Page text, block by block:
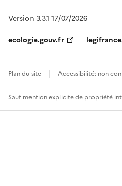
Version 3.3.1 17/07/2026
ecologie.gouv.fr
Plan du site Accessibilité: non
Sauf mention explicite de propriété